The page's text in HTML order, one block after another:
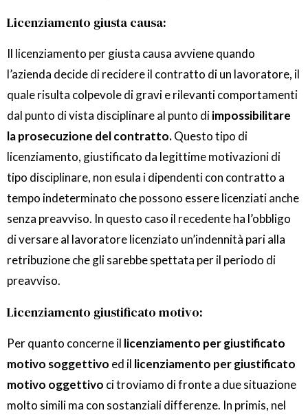
Licenziamento giusta causa:
Il licenziamento per giusta causa avviene quando
l’azienda decide di recidere il contratto di un lavoratore, il
quale risulta colpevole di gravi e rilevanti comportamenti
dal punto di vista disciplinare al punto diimpossibilitare
la prosecuzione del contratto.Questo tipo di
licenziamento, giustificato da legittime motivazioni di
tipo disciplinare, non esula i dipendenti con contratto a
tempo indeterminato che possono essere licenziati anche
senza preavviso. In questo caso il recedente ha l’obbligo
di versare al lavoratore licenziato un’indennità pari alla
retribuzione che gli sarebbe spettata per il periodo di
preavviso.
Licenziamento giustificato motivo:
Per quanto concerne il licenziamento per giustificato
motivo soggettivo ed il licenziamento per giustificato
motivo oggettivo ci troviamo di fronte a due situazione
molto simili ma con sostanziali differenze. In primis, nel